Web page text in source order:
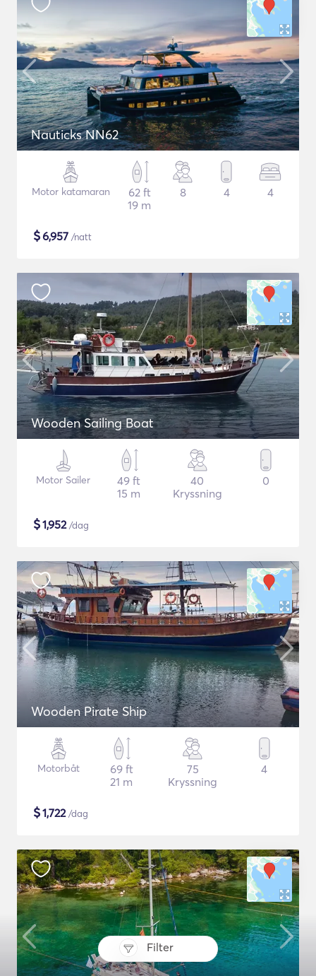
Filter
Nauticks NN62
Motor katamaran
62 ft
19 m
8 4 4
$6,957 /natt
Wooden Sailing Boat
Motor Sailer
49 ft
15 m
40
Kryssning
0
$1,952/dag
Wooden Pirate Ship
Motorbåt
69 ft
21 m
75
Kryssning
4
$1,722/dag